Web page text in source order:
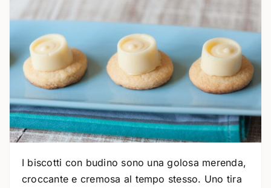
I biscotti con budino sono una golosa merenda,
croccante e cremosa al tempo stesso. Uno tira